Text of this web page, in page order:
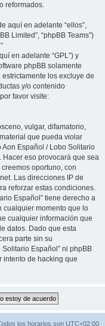
reformados.
aquí en adelante “ellos”,
Limited”, “phpBB Teams”)
en adelante “GPL”) y
phpBB solamente
los excluye de
y/o contenido
favor visite:
vulgar, difamatorio,
que pueda violar
Español / Lobo Solitario
Hacer eso provocará que sea
oportuno, con
Las direcciones IP de
reforzar estas condiciones.
Español” tiene derecho a
cualquier momento que lo
cualquier información que
datos. Dado que esta
parte sin su
Español” ni phpBB
intento de hacking que
los horarios son UTC+02:00